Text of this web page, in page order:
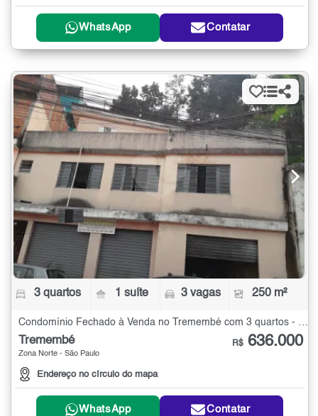
WhatsApp Contatar
3 quartos 1 suíte 3 vagas 250 m²
Tremembé
Zona Norte - São Paulo
Endereço no círculo do mapa
R$ 636.000
WhatsApp Contatar